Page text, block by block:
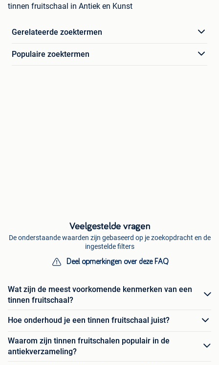
tinnen fruitschaal in Antiek en Kunst
Gerelateerde zoektermen
Populaire zoektermen
Veelgestelde vragen
De onderstaande waarden zijn gebaseerd op je zoekopdracht en de
ingestelde filters
Deel opmerkingen over deze FAQ
Wat zijn de meest voorkomende kenmerken van een
tinnen fruitschaal?
Hoe onderhoud je een tinnen fruitschaal juist?
Waarom zijn tinnen fruitschalen populair in de
antiekverzameling?